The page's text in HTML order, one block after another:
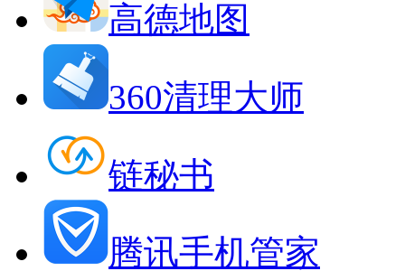
高德地图
360清理大师
链秘书
腾讯手机管家